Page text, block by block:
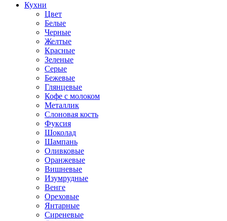
Кухни
Цвет
Белые
Черные
Желтые
Красные
Зеленые
Серые
Бежевые
Глянцевые
Кофе с молоком
Металлик
Слоновая кость
Фуксия
Шоколад
Шампань
Оливковые
Оранжевые
Вишневые
Изумрудные
Венге
Ореховые
Янтарные
Сиреневые